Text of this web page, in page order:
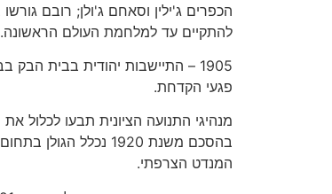
להתקיים עד למלחמת העולם הראשונה.
1905 – התיישבות יהודית בבית
פגעי הקדחת.
מנהיגי התנועה הציונית תבעו לכלול
המנדט הצרפתי.